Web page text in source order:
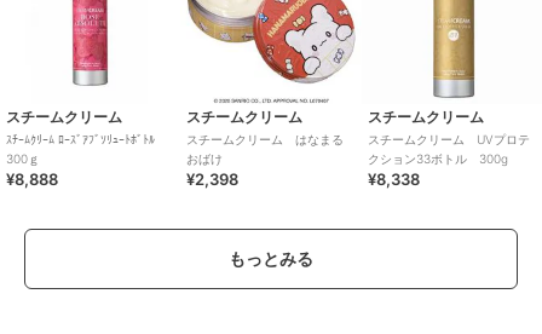
スチームクリーム
ｽﾁｰﾑｸﾘｰﾑ ﾛｰｽﾞｱﾌﾞｿﾘｭｰﾄﾎﾞﾄﾙ
300ｇ
¥8,888
スチームクリーム
スチームクリーム はなまる
おばけ
¥2,398
スチームクリーム
スチームクリーム UVプロテ
クション33ボトル 300g
¥8,338
もっとみる